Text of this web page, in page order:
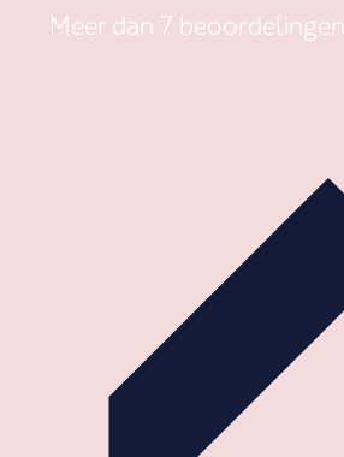
Meer dan 7 beoordelingen